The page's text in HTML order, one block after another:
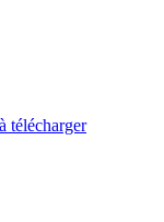
télécharger